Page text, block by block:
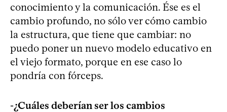
conocimiento y la comunicación. Ése es el
cambio profundo, no sólo ver cómo cambio
la estructura, que tiene que cambiar: no
puedo poner un nuevo modelo educativo en
el viejo formato, porque en ese caso lo
pondría con fórceps.
-¿Cuáles deberían ser los cambios